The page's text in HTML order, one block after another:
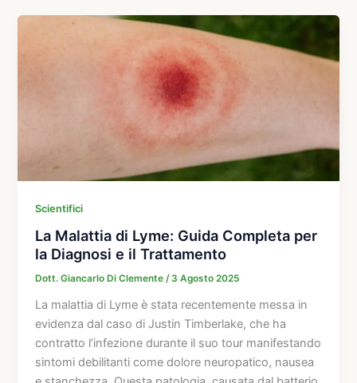
Scientifici
La Malattia di Lyme: Guida Completa per
la Diagnosi e il Trattamento
Dott. Giancarlo Di Clemente/ 3 Agosto 2025
La malattia di Lyme è stata recentemente messa in
evidenza dal caso di Justin Timberlake, che ha
contratto l’infezione durante il suo tour manifestando
sintomi debilitanti come dolore neuropatico, nausea